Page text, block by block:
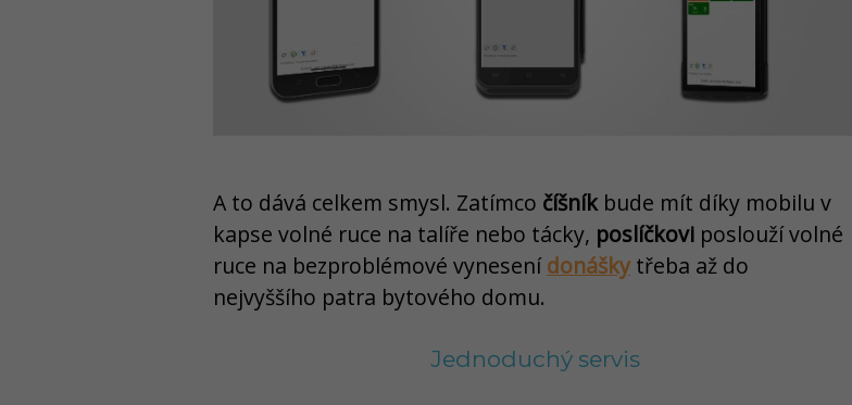
A to dává celkem smysl. Zatímco číšníkbude mít díky mobilu v
kapse volné ruce na talíře nebo tácky, poslíčkovi poslouží volné
ruce na bezproblémové vynesenídonáškytřeba až do
nejvyššího patra bytového domu.
Jednoduchý servis